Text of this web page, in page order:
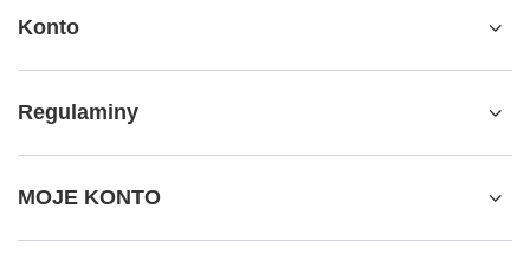
Konto
Regulaminy
MOJE KONTO